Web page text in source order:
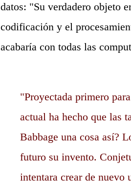
datos: "Su verdadero objeto
codificación y el
acabaría con todas las
"Proyectada primero
actual ha hecho que las
Babbage una cosa así?
futuro su invento.
intentara crear de nuevo